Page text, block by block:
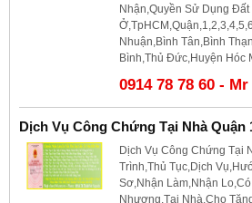
Nhận,Quyền Sử Dụng
Nhuận,Bình Tân,Bình
Bình,Thủ Đức,Huyện Hóc
0914 78 78 60 -
Dịch Vụ Công Chứng Tại Nhà Quận
Dịch Vụ Công Chứng Tại
Trình,Thủ Tục,Dịch
Sơ,Nhận Làm,Nhận
Nhượng,Tại Nhà,Cho